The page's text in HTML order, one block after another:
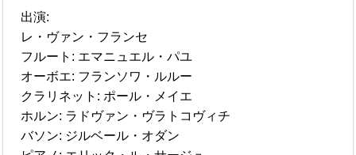
出演:
レ・ヴァン・フランセ
フルート: エマニュエル・パユ
オーボエ: フランソワ・ルルー
クラリネット: ポール・メイエ
ホルン: ラドヴァン・ヴラトコヴィチ
バソン: ジルベール・オダン